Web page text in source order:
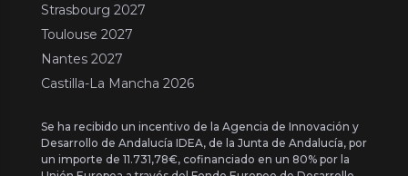
Strasbourg 2027
Toulouse 2027
Nantes 2027
Castilla-La Mancha 2026
Se ha recibido un incentivo de la Agencia de Innovación y
Desarrollo de Andalucía IDEA, de la Junta de Andalucía, por
un importe de 11.731,78€, cofinanciado en un 80% por la